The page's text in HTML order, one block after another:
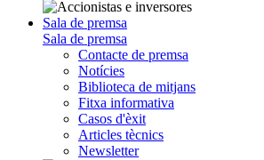
Sala de premsa
Sala de premsa
Contacte de premsa
Notícies
Biblioteca de mitjans
Fitxa informativa
Casos d'èxit
Articles tècnics
Newsletter